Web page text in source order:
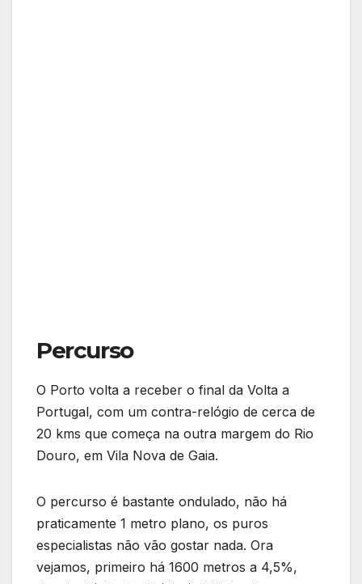
Percurso
O Porto volta a receber o final da Volta a
Portugal, com um contra-relógio de cerca de
20 kms que começa na outra margem do Rio
Douro, em Vila Nova de Gaia.
O percurso é bastante ondulado, não há
praticamente 1 metro plano, os puros
especialistas não vão gostar nada. Ora
vejamos, primeiro há 1600 metros a 4,5%,